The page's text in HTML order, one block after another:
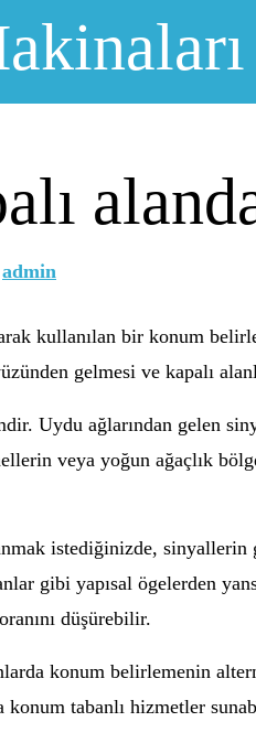
admin
kullanılan bir konum
gelmesi ve kapalı
Uydu ağlarından gelen
veya yoğun ağaçlık
istediğinizde,
gibi yapısal ögelerden
düşürebilir.
konum belirlemenin
konum tabanlı hizmetler